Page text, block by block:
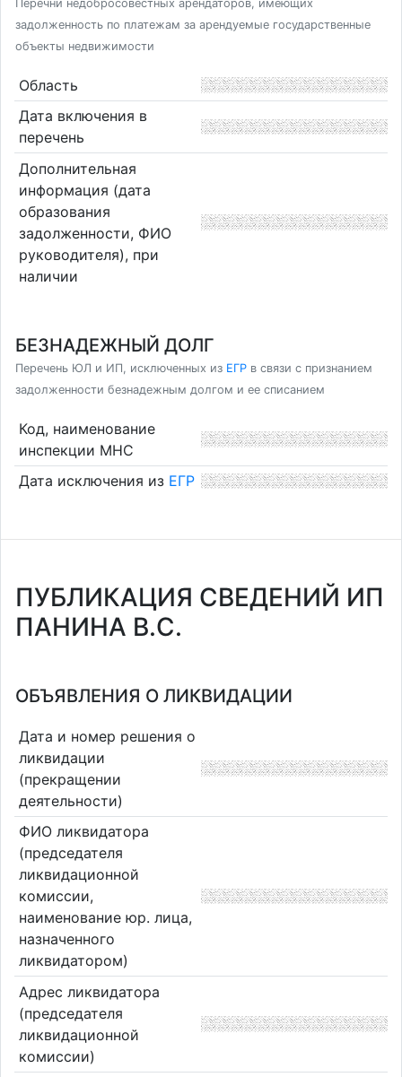
Перечни недобросовестных арендаторов, имеющих
задолженность по платежам за арендуемые государственные
объекты недвижимости
Область
Дата включения в
перечень
Дополнительная
информация (дата
образования
задолженности, ФИО
руководителя), при
наличии
БЕЗНАДЕЖНЫЙ ДОЛГ
Перечень ЮЛ и ИП, исключенных из ЕГР в связи с признанием
задолженности безнадежным долгом и ее списанием
Код, наименование
инспекции МНС
Дата исключения из ЕГР
ПУБЛИКАЦИЯ СВЕДЕНИЙ ИП
ПАНИНА В.С.
ОБЪЯВЛЕНИЯ О ЛИКВИДАЦИИ
Дата и номер решения о
ликвидации
(прекращении
деятельности)
ФИО ликвидатора
(председателя
ликвидационной
комиссии,
наименование юр. лица,
назначенного
ликвидатором)
Адрес ликвидатора
(председателя
ликвидационной
комиссии)